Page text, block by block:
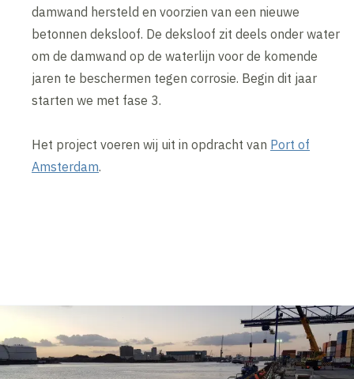
damwand hersteld en voorzien van een nieuwe
betonnen deksloof. De deksloof zit deels onder water
om de damwand op de waterlijn voor de komende
jaren te beschermen tegen corrosie. Begin dit jaar
starten we met fase 3.
Het project voeren wij uit in opdracht van Port of
Amsterdam.